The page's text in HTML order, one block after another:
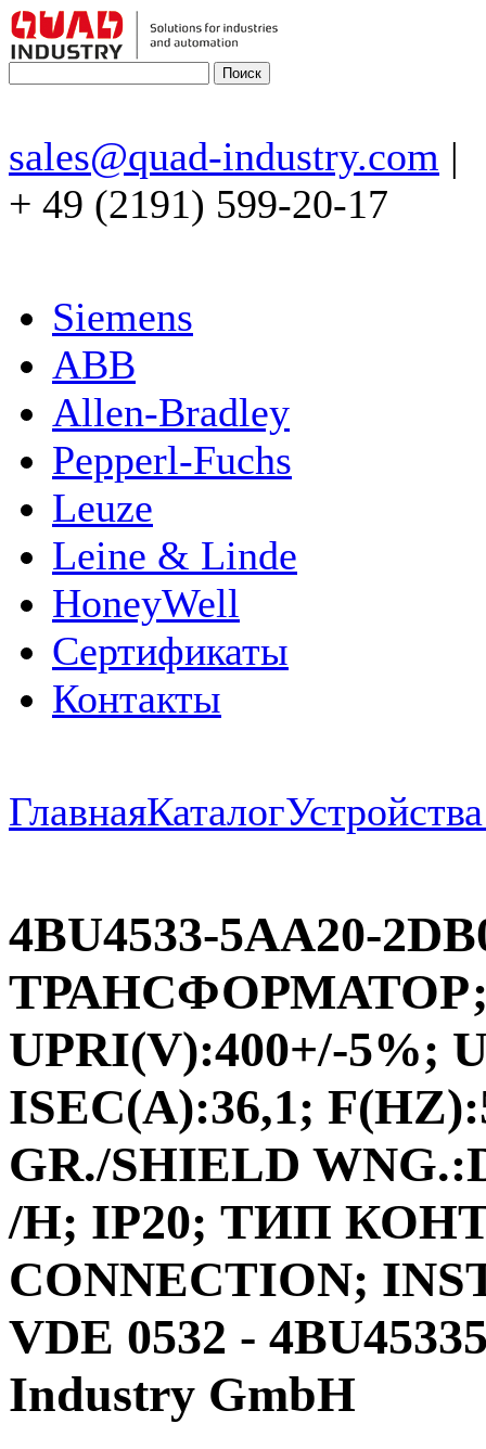
sales@quad-industry.com |
+ 49 (2191) 599-20-17
Siemens
ABB
Allen-Bradley
Pepperl-Fuchs
Leuze
Leine & Linde
HoneyWell
Сертификаты
Контакты
ГлавнаяКаталог
4BU4533-5AA20-
UPRI(V):400+/-5%;
ISEC(A):36,1;
GR./SHIELD
/H; IP20; ТИП
CONNECTION;
VDE 0532 -
Industry GmbH